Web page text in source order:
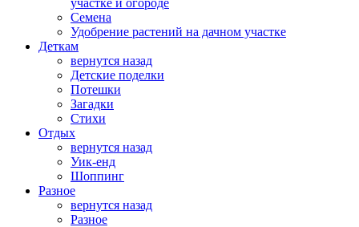
участке и огороде
Семена
Удобрение растений на дачном участке
Деткам
вернутся назад
Детские поделки
Потешки
Загадки
Стихи
Отдых
вернутся назад
Уик-енд
Шоппинг
Разное
вернутся назад
Разное